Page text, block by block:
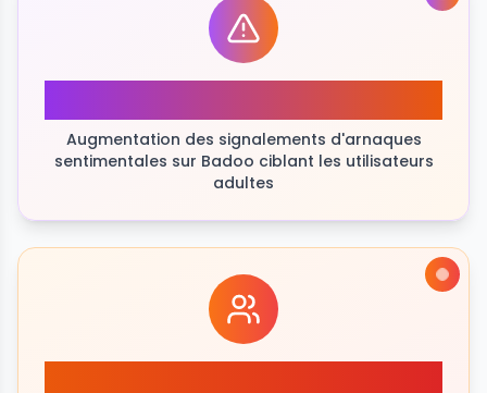
Augmentation des signalements d'arnaques
sentimentales sur Badoo ciblant les utilisateurs
adultes